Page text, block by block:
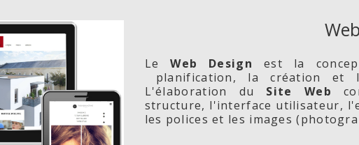
LeWeb Design est la
planification, la création
L'élaboration du Site Web
structure, l'interface utilisateur,
les polices et les images